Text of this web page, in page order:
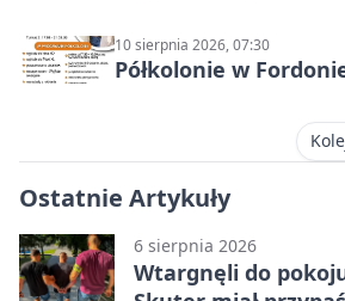
10 sierpnia 2026, 07:30
Półkolonie w
Ostatnie Artykuły
6 sierpnia 2026
Wtargnęli do